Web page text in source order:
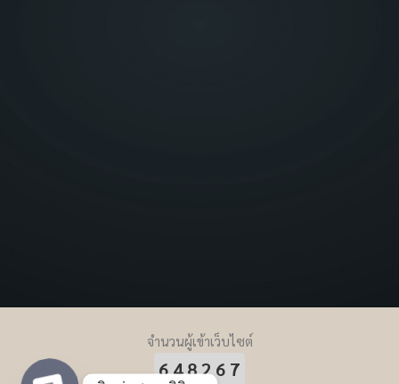
จำนวนผู้เข้าเว็บไซต์
648267